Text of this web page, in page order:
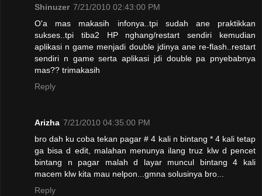
Shinuzer 7/21/2010 02:43:00 PM
O'a mas makasih infonya..tpi sudah ane praktikkan
sukses..tpi tiba2 HP nghang/restart sendiri kemudian
aplikasi n game menjadi double jdinya ane re-flash..restart
sendiri n game serta aplikasi jdi double pa pnyebabnya
mas?? trimakasih
Reply
Arizha 7/21/2010 04:35:00 PM
bro dah ku coba tekan pagar # 4 kali n bintang * 4 kali tetap
ga bisa d edit, malahan menunya ilang truz klw d pencet
bintang n pagar malah d layar muncul bintang 4 kali
macem klw kita mau nelpon...gmna solusinya bro...
Reply